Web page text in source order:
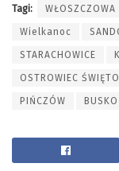
Tagi: WŁOSZCZOWA
Wielkanoc
STARACHOWICE
OSTROWIEC
PIŃCZÓW